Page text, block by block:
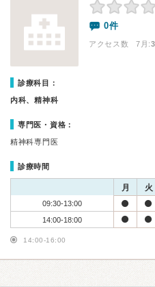
0件
アクセス数 7月:
診療科目：
内科、精神科
専門医・資格：
精神科専門医
診療時間
月 火
09:30-13:00
14:00-18:00
14:00-16:00